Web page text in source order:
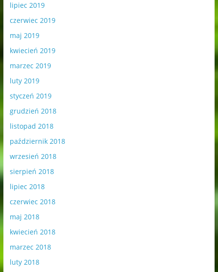
lipiec 2019
czerwiec 2019
maj 2019
kwiecień 2019
marzec 2019
luty 2019
styczeń 2019
grudzień 2018
listopad 2018
październik 2018
wrzesień 2018
sierpień 2018
lipiec 2018
czerwiec 2018
maj 2018
kwiecień 2018
marzec 2018
luty 2018